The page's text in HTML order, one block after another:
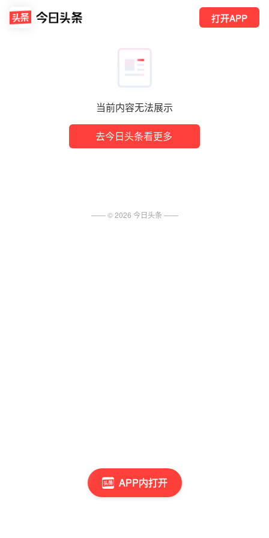
当前内容无法展示
去今日头条看更多
打开APP
APP内打开
—— ©2026 今日头条 ——